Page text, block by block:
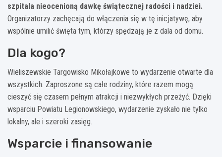
szpitala nieocenioną dawkę świątecznej radości i nadziei.
Organizatorzy zachęcają do włączenia się w tę inicjatywę, aby
wspólnie umilić święta tym, którzy spędzają je z dala od domu.
Dla kogo?
Wieliszewskie Targowisko Mikołajkowe to wydarzenie otwarte dla
wszystkich. Zaproszone są całe rodziny, które razem mogą
cieszyć się czasem pełnym atrakcji i niezwykłych przeżyć. Dzięki
wsparciu Powiatu Legionowskiego, wydarzenie zyskało nie tylko
lokalny, ale i szeroki zasięg.
Wsparcie i finansowanie